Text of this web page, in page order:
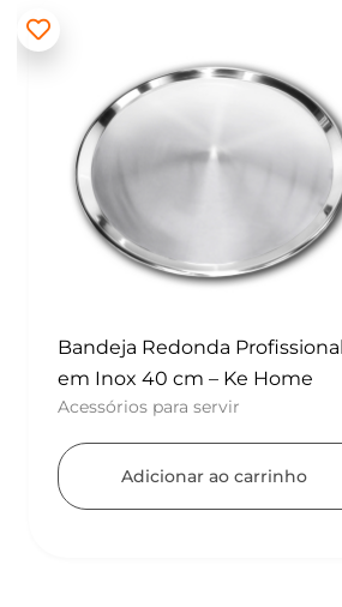
Bandeja Redonda Profissional
em Inox 40 cm – Ke Home
Acessórios para servir
Adicionar ao carrinho